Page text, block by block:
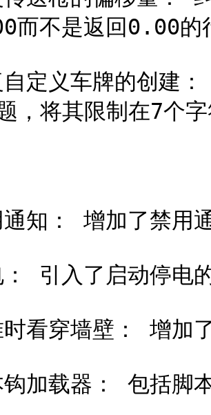
而不是返回0.00的
定义车牌的创建：
，将其限制在7个
知： 增加了禁用
引入了启动停电
看穿墙壁： 增加
加载器： 包括脚